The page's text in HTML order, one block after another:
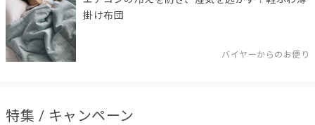
掛け布団
バイヤーからのお便り
特集 / キャンペーン